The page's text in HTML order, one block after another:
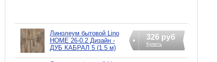
Линолеум бытовой Lino
HOME 26-0.2 Дизайн -
ДУБ КАБРАЛ 5 (1.5 м)
326 руб
Купить